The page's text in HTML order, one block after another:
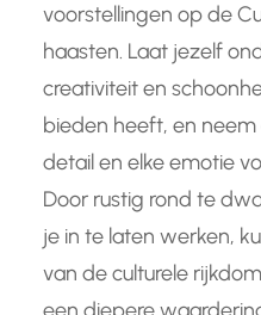
voorstellingen op de
haasten. Laat jezelf
creativiteit en
bieden heeft, en
detail en elke emotie
Door rustig rond te
je in te laten werken,
van de culturele